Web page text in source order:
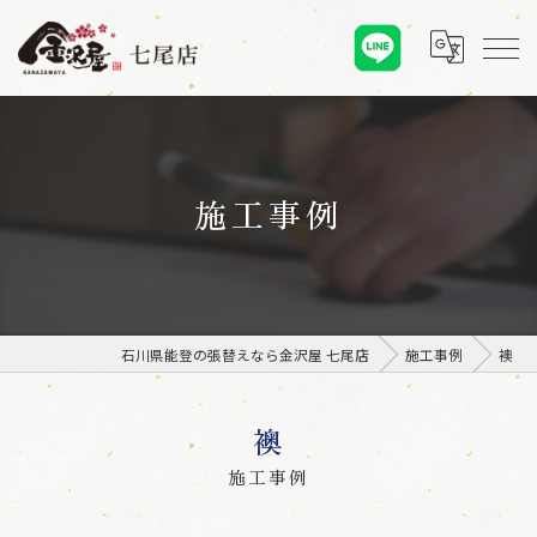
施工事例
石川県能登の張替えなら金沢屋 七尾店 施工事例 襖
施工事例
襖